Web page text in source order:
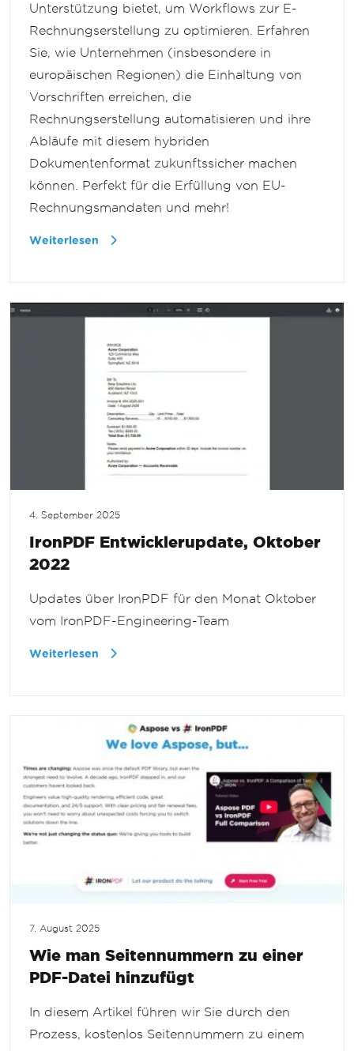
Unterstützung bietet, um Workflows zur E-
Rechnungserstellung zu optimieren. Erfahren
Sie, wie Unternehmen (insbesondere in
europäischen Regionen) die Einhaltung von
Vorschriften erreichen, die
Rechnungserstellung automatisieren und ihre
Abläufe mit diesem hybriden
Dokumentenformat zukunftssicher machen
können. Perfekt für die Erfüllung von EU-
Rechnungsmandaten und mehr!
Weiterlesen
4. September 2025
IronPDF Entwicklerupdate, Oktober
2022
Updates über IronPDF für den Monat Oktober
vom IronPDF-Engineering-Team
Weiterlesen
7. August 2025
Wie man Seitennummern zu einer
PDF-Datei hinzufügt
In diesem Artikel führen wir Sie durch den
Prozess, kostenlos Seitennummern zu einem